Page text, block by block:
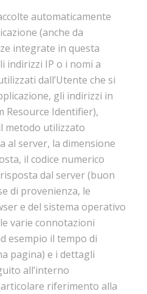
automaticamente
(anche da
integrate in questa
indirizzi IP o i nomi a
dall’Utente che si
gli indirizzi in
Resource Identifier),
metodo utilizzato
al server, la dimensione
il codice numerico
dal server (buon
di provenienza, le
e del sistema operativo
varie connotazioni
esempio il tempo di
pagina) e i dettagli
all’interno
riferimento alla